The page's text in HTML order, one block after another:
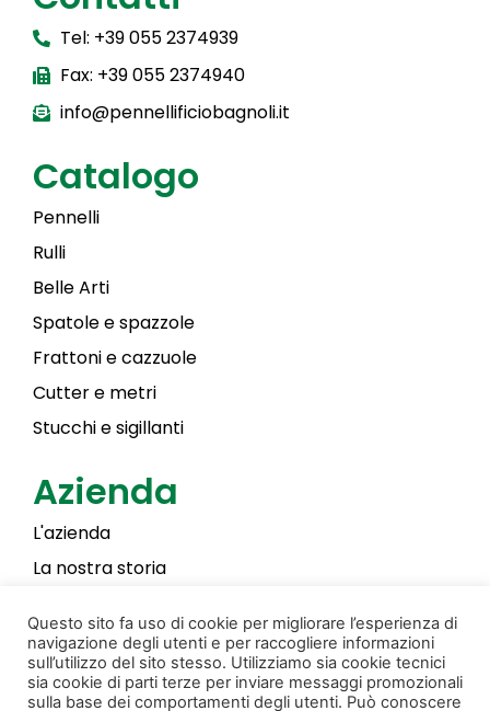
Tel: +39 055 2374939
Fax: +39 055 2374940
info@pennellificiobagnoli.it
Catalogo
Pennelli
Rulli
Belle Arti
Spatole e spazzole
Frattoni e cazzuole
Cutter e metri
Stucchi e sigillanti
Azienda
L'azienda
La nostra storia
Privacy & Cookie PolicyCreato da Donati Films
Questo sito fa uso di cookie per migliorare l’esperienza di
navigazione degli utenti e per raccogliere informazioni
sull’utilizzo del sito stesso. Utilizziamo sia cookie tecnici
sia cookie di parti terze per inviare messaggi promozionali
sulla base dei comportamenti degli utenti. Può conoscere